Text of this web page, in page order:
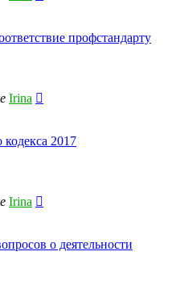
профстандарту
Irina
2017
Irina
о деятельности